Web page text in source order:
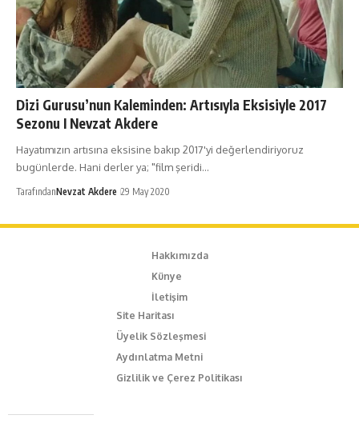
Dizi Gurusu’nun Kaleminden: Artısıyla Eksisiyle 2017
Sezonu I Nevzat Akdere
Hayatımızın artısına eksisine bakıp 2017'yi değerlendiriyoruz
bugünlerde. Hani derler ya; "film şeridi…
TarafındanNevzat Akdere 29 May 2020
Hakkımızda
Künye
İletişim
Site Haritası
Üyelik Sözleşmesi
Aydınlatma Metni
Gizlilik ve Çerez Politikası
Caferağa Mah. Dr. Şakir Paşa Sok. No3/A Kadıköy İstanbul